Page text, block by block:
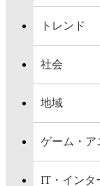
トレンド
社会
地域
ゲーム・ア
IT・インタ